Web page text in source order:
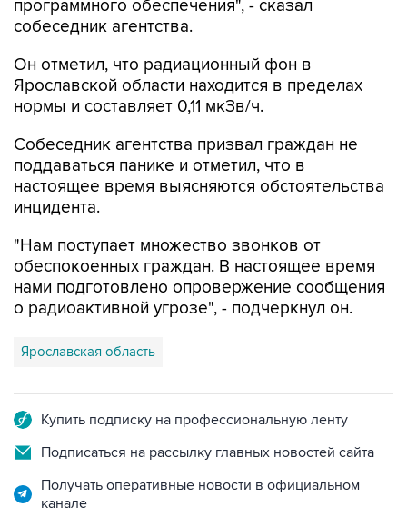
Он отметил, что радиационный фон в
нормы и составляет 0,11 мкЗв/ч.
Собеседник агентства призвал граждан не
настоящее время выясняются обстоятельства
инцидента.
"Нам поступает множество звонков от
нами подготовлено опровержение сообщения
о радиоактивной угрозе", - подчеркнул он.
Ярославская область
Подписаться на рассылку главных новостей сайта
Получать оперативные новости в официальном